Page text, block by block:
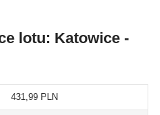
lotu: Katowice -
431,99 PLN